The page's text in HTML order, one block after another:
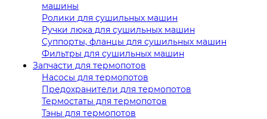
машины
Ролики для сушильных машин
Ручки люка для сушильных машин
Суппорты, фланцы для сушильных машин
Фильтры для сушильных машин
Запчасти для термопотов
Насосы для термопотов
Предохранители для термопотов
Термостаты для термопотов
Тэны для термопотов